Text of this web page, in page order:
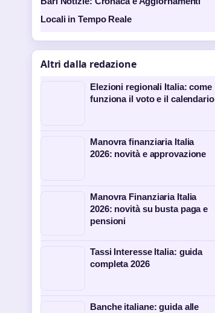
Locali in Tempo Reale
Altri dalla redazione
Elezioni regionali Italia: come
funziona il voto e il calendario
Manovra finanziaria Italia
2026: novità e approvazione
Manovra Finanziaria Italia
2026: novità su busta paga e
pensioni
Tassi Interesse Italia: guida
completa 2026
Banche italiane: guida alle